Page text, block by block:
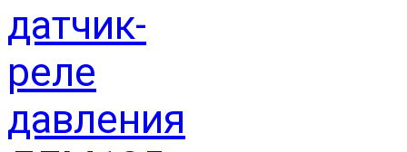
датчик-
реле
давления